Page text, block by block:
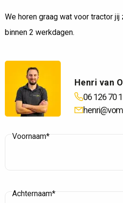
We horen graag wat voor tractor
binnen 2 werkdagen.
Henri van
06 126 70
Voornaam*
Achternaam*